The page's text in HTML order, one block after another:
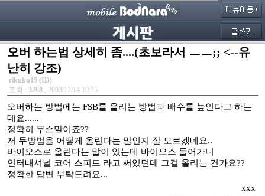
오버 하는법 상세히 좀....(초보라서 ㅡㅡ;; <--유
난히 강조)
rikuku15 (ID)
조회 : 3268 , 2003/12/14 19:25
오버하는 방법에는 FSB를 올리는 방법과 배수를 높인다고 하는
데요......
정확히 무슨말이죠??
저 두방법을 어떻게 올린다는 말인지 잘 모르겠네요..
바이오스로 올린다는 말이 있는데 바이오스 들어가니
인터내셔널 코어 스피드 라고 써있던데 그걸 올리는 건가요??
정확한 답변 부탁드려요...
xxx